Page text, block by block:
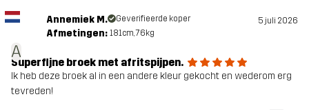
A
Annemiek M. Geverifieerde koper 5 juli 2026
Afmetingen: 181cm, 76kg
Superfijne broek met afritspijpen.
Ik heb deze broek al in een andere kleur gekocht en wederom erg
tevreden!